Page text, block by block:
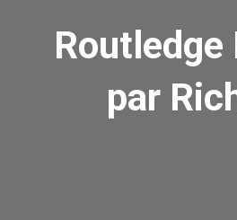
par